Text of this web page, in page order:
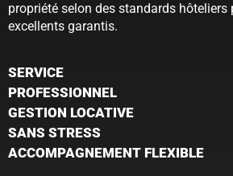
propriété selon des standards hôteliers
excellents garantis.
SERVICE
PROFESSIONNEL
GESTION LOCATIVE
SANS STRESS
ACCOMPAGNEMENT FLEXIBLE